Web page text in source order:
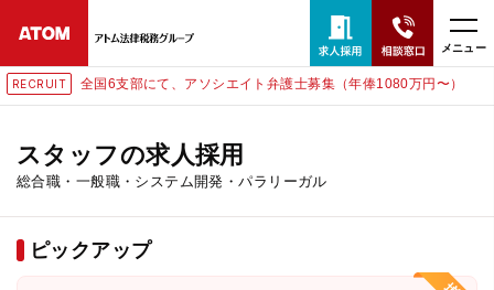
メニュー
RECRUIT 全国6支部にて、アソシエイト弁護士募集（年俸1080万円〜）
スタッフの求人採用
総合職・一般職・システム開発・パラリーガル
ピックアップ
24時間365日全国対応
無料相談窓口はこちら
ホーム